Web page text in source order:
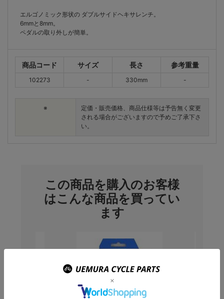
エルゴノミック形状の ダブルサイドヘキサレンチ。
6mmと8mm。
ペダルの取り外しが簡単。
商品コード サイズ 長さ 参考重量
102273 - 330mm -
※
定価・販売価格、商品仕様等は予告無く変更
される場合がございますので予めご了承下さ
い。
この商品を購入のお客様
はこんな商品を買ってい
ます